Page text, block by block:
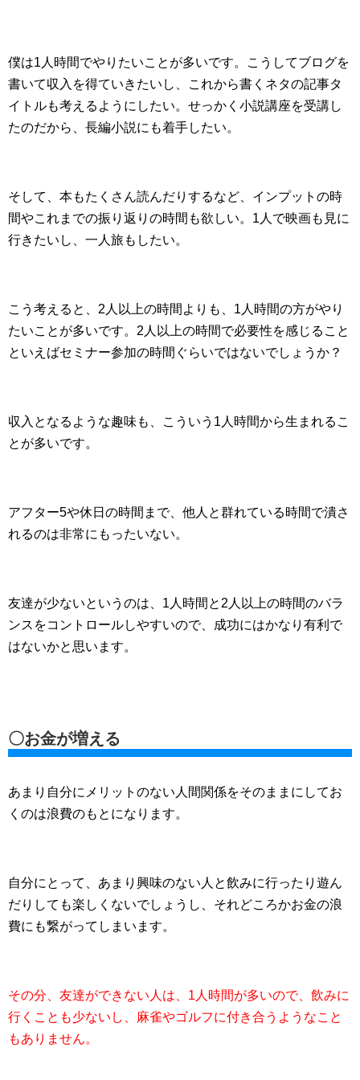
僕は1人時間でやりたいことが多いです。こうしてブログを
書いて収入を得ていきたいし、これから書くネタの記事タ
イトルも考えるようにしたい。せっかく小説講座を受講し
たのだから、長編小説にも着手したい。
そして、本もたくさん読んだりするなど、インプットの時
間やこれまでの振り返りの時間も欲しい。1人で映画も見に
行きたいし、一人旅もしたい。
こう考えると、2人以上の時間よりも、1人時間の方がやり
たいことが多いです。2人以上の時間で必要性を感じること
といえばセミナー参加の時間ぐらいではないでしょうか？
収入となるような趣味も、こういう1人時間から生まれるこ
とが多いです。
アフター5や休日の時間まで、他人と群れている時間で潰さ
れるのは非常にもったいない。
友達が少ないというのは、1人時間と2人以上の時間のバラ
ンスをコントロールしやすいので、成功にはかなり有利で
はないかと思います。
〇お金が増える
あまり自分にメリットのない人間関係をそのままにしてお
くのは浪費のもとになります。
自分にとって、あまり興味のない人と飲みに行ったり遊ん
だりしても楽しくないでしょうし、それどころかお金の浪
費にも繋がってしまいます。
その分、友達ができない人は、1人時間が多いので、飲みに
行くことも少ないし、麻雀やゴルフに付き合うようなこと
もありません。